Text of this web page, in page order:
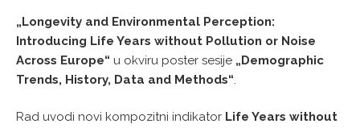
„Longevity and Environmental Perception:
Introducing Life Years without Pollution or Noise
Across Europe“ u okviru poster sesije „Demographic
Trends, History, Data and Methods“
Rad uvodi novi kompozitni indikator Life Years without